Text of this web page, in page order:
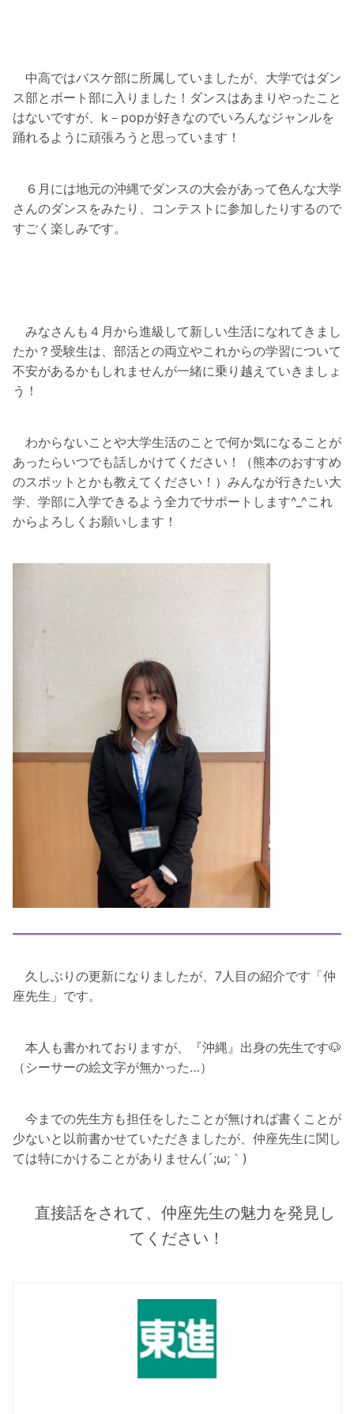
中高ではバスケ部に所属していましたが、大学ではダン
ス部とボート部に入りました！ダンスはあまりやったこと
はないですが、k－popが好きなのでいろんなジャンルを
踊れるように頑張ろうと思っています！
６月には地元の沖縄でダンスの大会があって色んな大学
さんのダンスをみたり、コンテストに参加したりするので
すごく楽しみです。
みなさんも４月から進級して新しい生活になれてきまし
たか？受験生は、部活との両立やこれからの学習について
不安があるかもしれませんが一緒に乗り越えていきましょ
う！
わからないことや大学生活のことで何か気になることが
あったらいつでも話しかけてください！（熊本のおすすめ
のスポットとかも教えてください！）みんなが行きたい大
学、学部に入学できるよう全力でサポートします^_^これ
からよろしくお願いします！
久しぶりの更新になりましたが、7人目の紹介です「仲
座先生」です。
本人も書かれておりますが、『沖縄』出身の先生です🐶
（シーサーの絵文字が無かった…）
今までの先生方も担任をしたことが無ければ書くことが
少ないと以前書かせていただきましたが、仲座先生に関し
ては特にかけることがありません(´;ω;｀)
直接話をされて、仲座先生の魅力を発見し
てください！